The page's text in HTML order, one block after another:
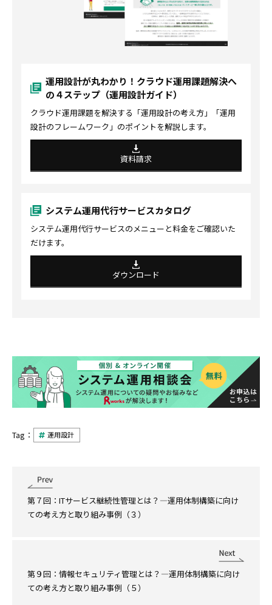
運用設計が丸わかり！クラウド運用課題解決へ
の４ステップ（運用設計ガイド）
クラウド運用課題を解決する「運用設計の考え方」「運用
設計のフレームワーク」のポイントを解説します。
資料請求
システム運用代行サービスカタログ
システム運用代行サービスのメニューと料金をご確認いた
だけます。
ダウンロード
Tag： 運用設計
第７回：ITサービス継続性管理とは？―運用体制構築に向け
ての考え方と取り組み事例（３）
第９回：情報セキュリティ管理とは？―運用体制構築に向け
ての考え方と取り組み事例（５）